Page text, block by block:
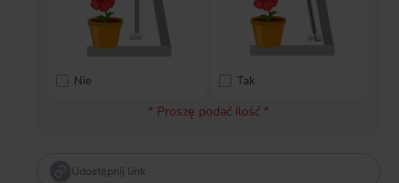
Nie Tak
* Proszę podać ilość *
Udostępnij link